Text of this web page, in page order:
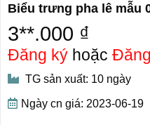
Biểu trưng pha lê mẫu
3**.000 ₫
Đăng kýhoặc
TG sản xuất: 10 ngày
Ngày cn giá: 2023-06-19